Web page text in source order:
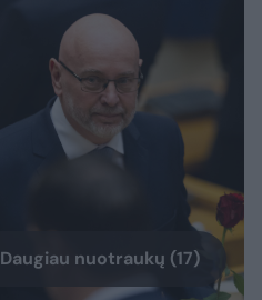
Daugiau nuotraukų (17)